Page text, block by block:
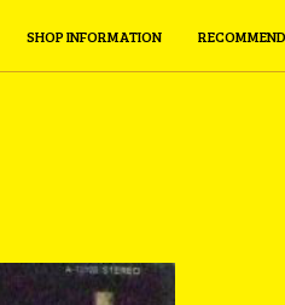
SHOP INFORMATION RECOMMEND